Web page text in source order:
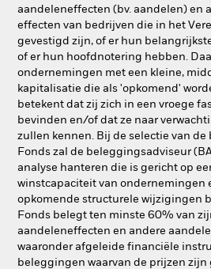
aandeleneffecten (bv. aandelen) en
effecten van bedrijven die in het
gevestigd zijn, of er hun
of er hun hoofdnotering hebben.
ondernemingen met een kleine,
kapitalisatie die als 'opkomend'
betekent dat zij zich in een vroege
bevinden en/of dat ze naar
zullen kennen. Bij de selectie van
Fonds zal de beleggingsadviseur
analyse hanteren die is gericht op
winstcapaciteit van ondernemingen
opkomende structurele wijzigingen
Fonds belegt ten minste 60% van
aandeleneffecten en andere
waaronder afgeleide financiële
beleggingen waarvan de prijzen zijn